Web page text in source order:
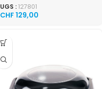
UGS :127801
CHF 129,00